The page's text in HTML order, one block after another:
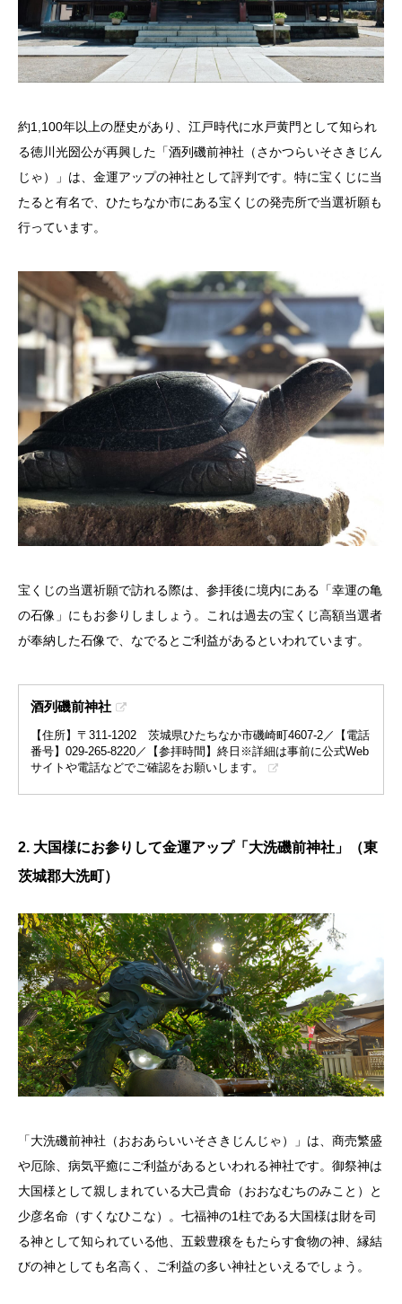
約1,100年以上の歴史があり、江戸時代に水戸黄門として知られ
る徳川光圀公が再興した「酒列磯前神社（さかつらいそさきじん
じゃ）」は、金運アップの神社として評判です。特に宝くじに当
たると有名で、ひたちなか市にある宝くじの発売所で当選祈願も
行っています。
宝くじの当選祈願で訪れる際は、参拝後に境内にある「幸運の亀
の石像」にもお参りしましょう。これは過去の宝くじ高額当選者
が奉納した石像で、なでるとご利益があるといわれています。
酒列磯前神社
【住所】〒311-1202 茨城県ひたちなか市磯崎町4607-2／【電話
番号】029-265-8220／【参拝時間】終日※詳細は事前に公式Web
サイトや電話などでご確認をお願いします。
2. 大国様にお参りして金運アップ「大洗磯前神社」（東
茨城郡大洗町）
「大洗磯前神社（おおあらいいそさきじんじゃ）」は、商売繁盛
や厄除、病気平癒にご利益があるといわれる神社です。御祭神は
大国様として親しまれている大己貴命（おおなむちのみこと）と
少彦名命（すくなひこな）。七福神の1柱である大国様は財を司
る神として知られている他、五穀豊穣をもたらす食物の神、縁結
びの神としても名高く、ご利益の多い神社といえるでしょう。